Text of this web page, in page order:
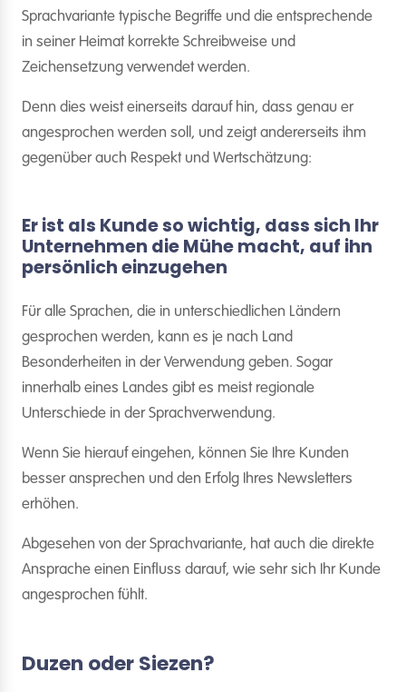
Sprachvariante typische Begriffe und die entsprechende
in seiner Heimat korrekte Schreibweise und
Zeichensetzung verwendet werden.
Denn dies weist einerseits darauf hin, dass genau er
angesprochen werden soll, und zeigt andererseits ihm
gegenüber auch Respekt und Wertschätzung:
Er ist als Kunde so wichtig, dass sich Ihr
Unternehmen die Mühe macht, auf ihn
persönlich einzugehen
Für alle Sprachen, die in unterschiedlichen Ländern
gesprochen werden, kann es je nach Land
Besonderheiten in der Verwendung geben. Sogar
innerhalb eines Landes gibt es meist regionale
Unterschiede in der Sprachverwendung.
Wenn Sie hierauf eingehen, können Sie Ihre Kunden
besser ansprechen und den Erfolg Ihres Newsletters
erhöhen.
Abgesehen von der Sprachvariante, hat auch die direkte
Ansprache einen Einfluss darauf, wie sehr sich Ihr Kunde
angesprochen fühlt.
Duzen oder Siezen?